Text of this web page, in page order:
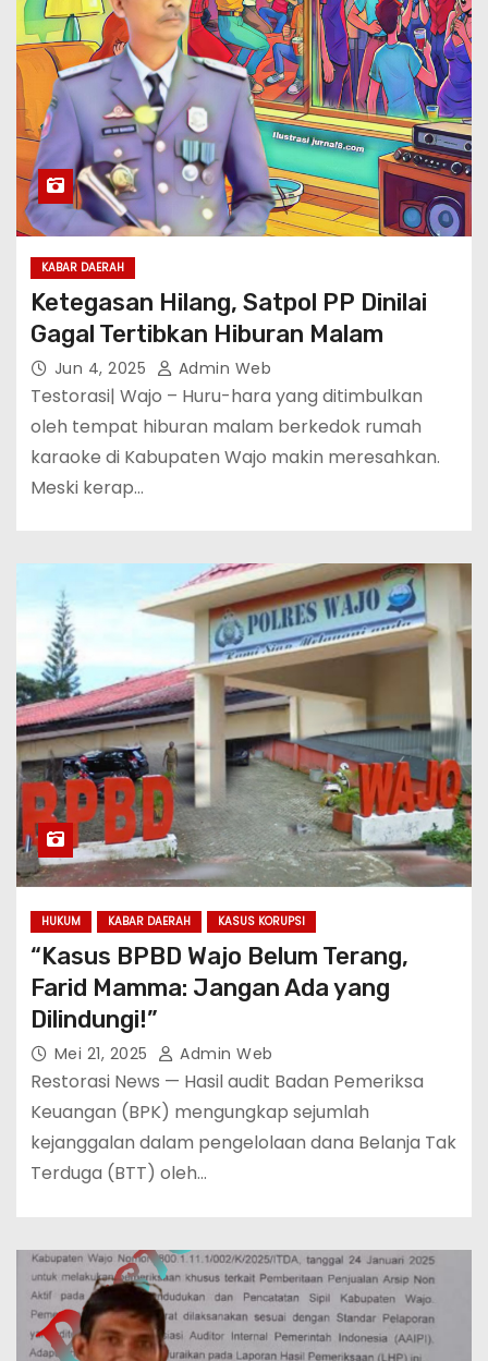
KABAR DAERAH
Ketegasan Hilang, Satpol PP Dinilai
Gagal Tertibkan Hiburan Malam
Jun 4, 2025 Admin Web
Testorasi| Wajo – Huru-hara yang ditimbulkan
oleh tempat hiburan malam berkedok rumah
karaoke di Kabupaten Wajo makin meresahkan.
Meski kerap…
HUKUM KABAR DAERAH KASUS KORUPSI
“Kasus BPBD Wajo Belum Terang,
Farid Mamma: Jangan Ada yang
Dilindungi!”
Mei 21, 2025 Admin Web
Restorasi News — Hasil audit Badan Pemeriksa
Keuangan (BPK) mengungkap sejumlah
kejanggalan dalam pengelolaan dana Belanja Tak
Terduga (BTT) oleh…